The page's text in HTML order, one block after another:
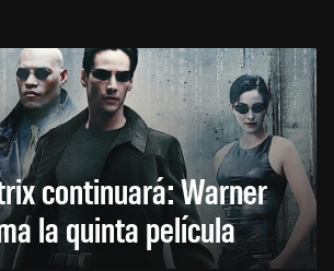
continuará: Warner
la quinta película